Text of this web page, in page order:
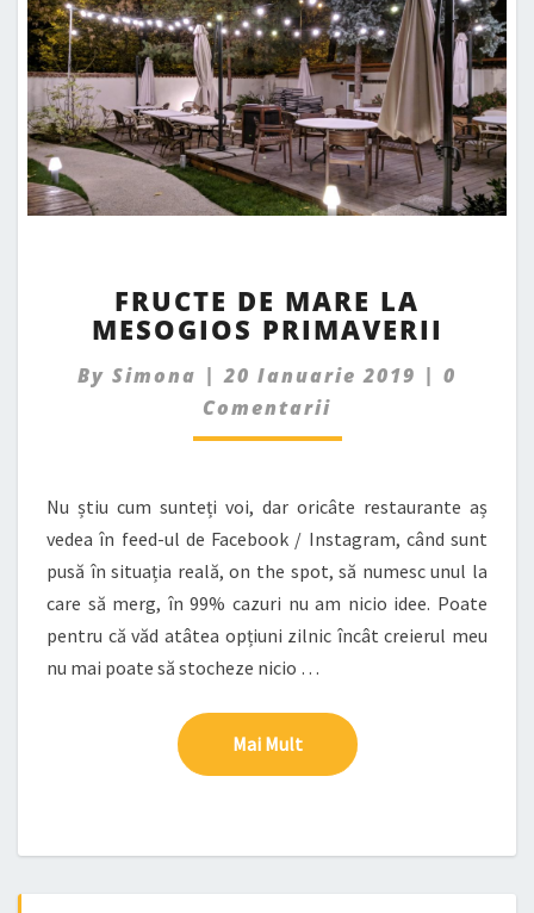
DE
MARE
MESOGIOS
PRIMAVERII
FRUCTE DE MARE LA
MESOGIOS PRIMAVERII
By Simona |20 Ianuarie 2019 | 0
Comentarii
Nu știu cum sunteți voi, dar oricâte restaurante aș
vedea în feed-ul de Facebook / Instagram, când sunt
pusă în situația reală, on the spot, să numesc unul la
care să merg, în 99% cazuri nu am nicio idee. Poate
pentru că văd atâtea opțiuni zilnic încât creierul meu
nu mai poate să stocheze nicio …
Mai MultMai Mult